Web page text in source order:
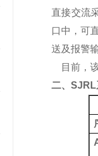
直接交流
口中，可
送及报警
目前，
二、SJRL